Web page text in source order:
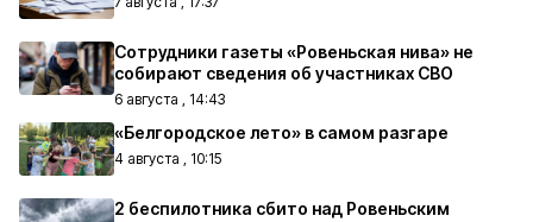
Сотрудники газеты «Ровеньская нива» не
собирают сведения об участниках СВО
6 августа , 14:43
«Белгородское лето» в самом разгаре
4 августа , 10:15
2 беспилотника сбито над Ровеньским